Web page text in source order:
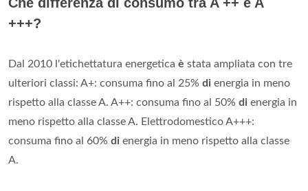
+++?
Dal 2010 l'etichettatura energetica è stata ampliata con tre
ulteriori classi: A+: consuma fino al 25% di energia in meno
rispetto alla classe A. A++: consuma fino al 50% di energia in
meno rispetto alla classe A. Elettrodomestico A+++:
consuma fino al 60% di energia in meno rispetto alla classe
A.